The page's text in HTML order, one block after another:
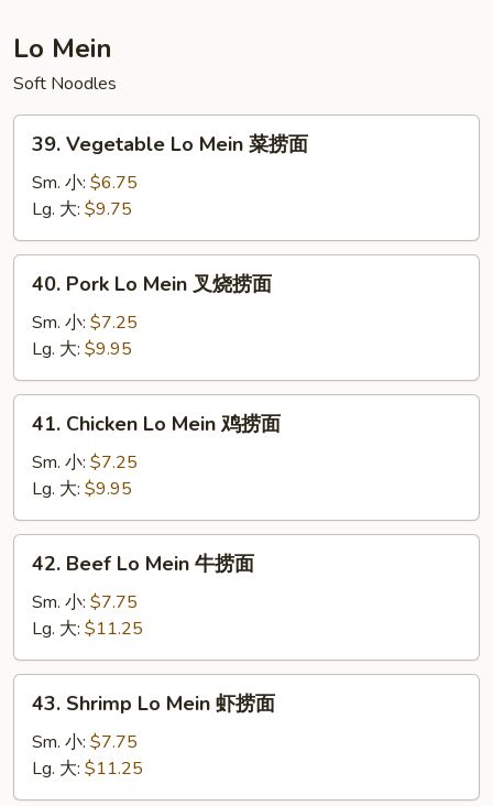
本
楼
炒
米
Lo Mein
Soft Noodles
Vegetable
Lo
Mein
菜
捞
39. Vegetable Lo Mein 菜捞面
Sm. 小: $6.75
Lg. 大: $9.75
Pork
Lo
Mein
叉
烧
40. Pork Lo Mein 叉烧捞面
Sm. 小: $7.25
Lg. 大: $9.95
Chicken
Lo
Mein
鸡
捞
41. Chicken Lo Mein 鸡捞面
Sm. 小: $7.25
Lg. 大: $9.95
Beef
Lo
Mein
牛
捞
42. Beef Lo Mein 牛捞面
Sm. 小: $7.75
Lg. 大: $11.25
Shrimp
Lo
Mein
虾
43. Shrimp Lo Mein 虾捞面
Sm. 小: $7.75
Lg. 大: $11.25